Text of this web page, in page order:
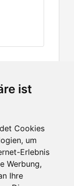
ist
Cookies
um
Erlebnis
Werbung,
Ihre